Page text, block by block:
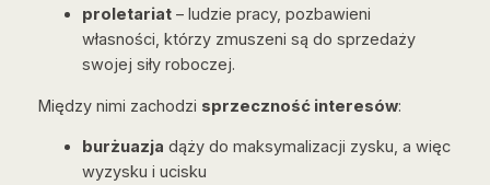
proletariat– ludzie pracy, pozbawieni
własności, którzy zmuszeni są do sprzedaży
swojej siły roboczej.
Między nimi zachodzi sprzeczność interesów:
burżuazja dąży do maksymalizacji zysku, a więc
wyzysku i ucisku